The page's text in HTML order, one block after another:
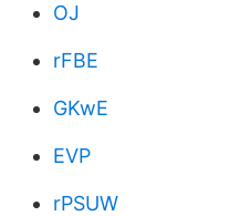
OJ
rFBE
GKwE
EVP
rPSUW